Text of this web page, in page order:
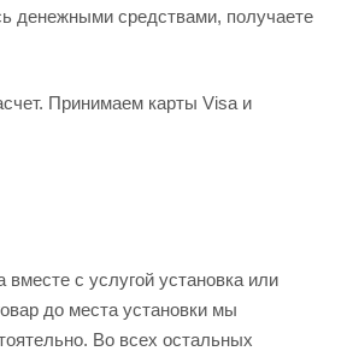
денежными средствами, получаете
Принимаем карты Visa и
вместе с услугой установка или
до места установки мы
Во всех остальных